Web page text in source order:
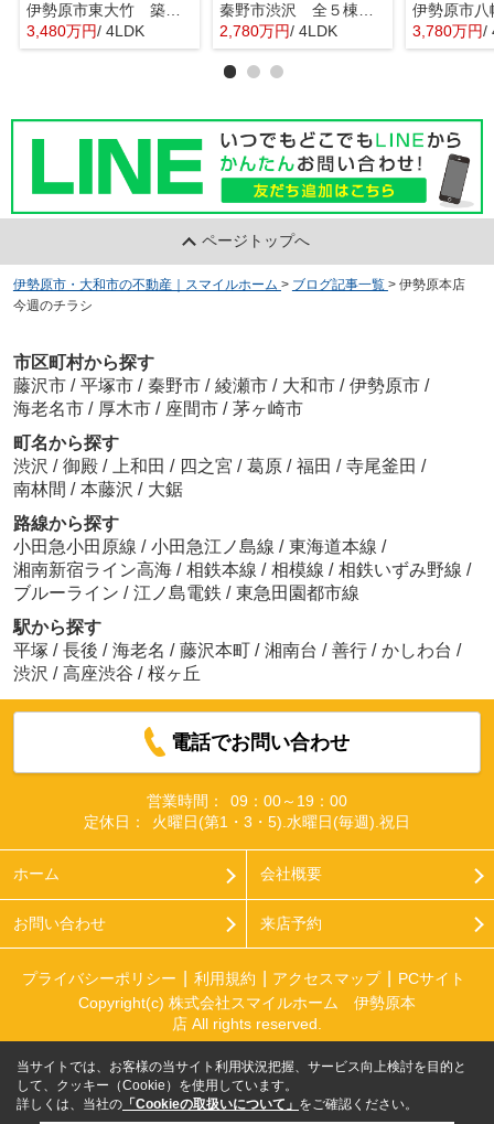
伊勢原市東大竹 築浅中古住宅
3,480万円/ 4LDK
秦野市渋沢 全５棟 新築住宅
2,780万円/ 4LDK 3,780万円/
ページトップへ
伊勢原市・大和市の不動産｜スマイルホーム > ブログ記事一覧 > 伊勢原本店
今週のチラシ
市区町村から探す
藤沢市 / 平塚市 / 秦野市 / 綾瀬市 / 大和市 / 伊勢原市 /
海老名市 / 厚木市 / 座間市 / 茅ヶ崎市
町名から探す
渋沢 / 御殿 / 上和田 / 四之宮 / 葛原 / 福田 / 寺尾釜田 /
南林間 / 本藤沢 / 大鋸
路線から探す
小田急小田原線 / 小田急江ノ島線 / 東海道本線 /
湘南新宿ライン高海 / 相鉄本線 / 相模線 / 相鉄いずみ野線 /
ブルーライン / 江ノ島電鉄 / 東急田園都市線
駅から探す
平塚 / 長後 / 海老名 / 藤沢本町 / 湘南台 / 善行 / かしわ台 /
渋沢 / 高座渋谷 / 桜ヶ丘
電話でお問い合わせ
営業時間：
09：00～19：00
定休日：
火曜日(第1・3・5).水曜日(毎週).祝日
ホーム 会社概要
お問い合わせ 来店予約
プライバシーポリシー 利用規約 アクセスマップ
PCサイト
Copyright(c) 株式会社スマイルホーム 伊勢原本
店 All rights reserved.
当サイトでは、お客様の当サイト利用状況把握、サービス向上検討を目的と
して、クッキー（Cookie）を使用しています。
詳しくは、当社の 「Cookieの取扱いについて」 をご確認ください。